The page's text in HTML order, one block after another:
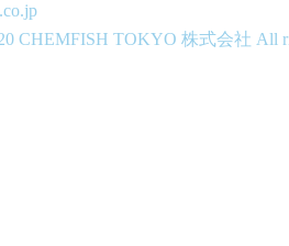
CHEMFISH TOKYO 株式会社 All